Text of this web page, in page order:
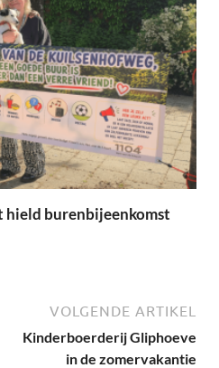
burenbijeenkomst
VOLGENDE ARTIKEL
Kinderboerderij Gliphoeve
in de zomervakantie